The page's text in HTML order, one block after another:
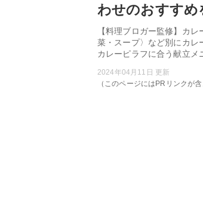
わせのおすすめ
【料理ブロガー監修】カ
菜・スープ〉など別にカレ
カレーピラフに合う献立メ
2024年04月11日 更新
（このページにはPRリンクが含